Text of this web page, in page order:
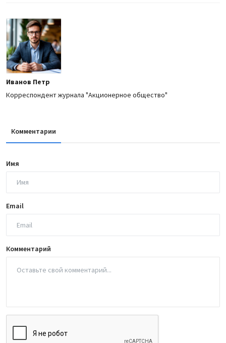
Иванов Петр
Корреспондент журнала "Акционерное общество"
Комментарии
Имя
Email
Комментарий